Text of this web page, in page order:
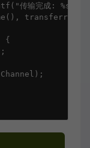
传输完成: %s,
transferred
{